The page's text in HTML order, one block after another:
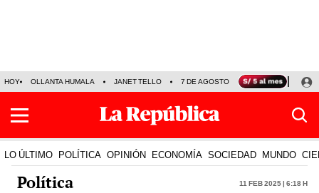
HOY OLLANTA HUMALA JANET TELLO 7 DE AGOSTO TINKA RESULTADOS
LO ÚLTIMO POLÍTICA OPINIÓN ECONOMÍA SOCIEDAD MUNDO
Política 11 Feb 2025 | 6:18 h